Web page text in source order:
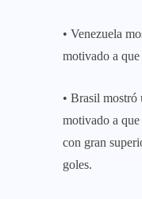
• Venezuela
motivado a
• Brasil mostró
motivado a
con gran
goles.